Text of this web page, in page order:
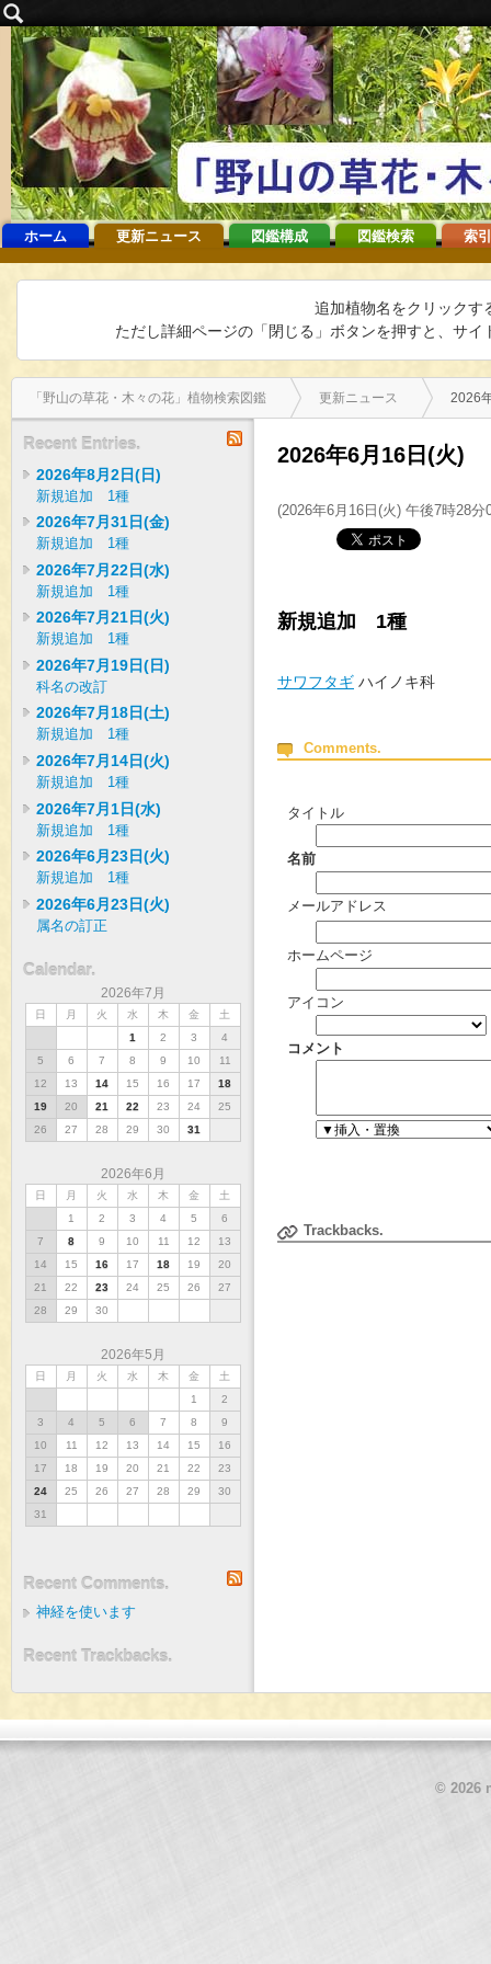
ホーム 更新ニュース 図鑑構成 図鑑検索 索
追加植物名をクリックす
ただし詳細ページの「閉じる」ボタンを押すと、サ
「野山の草花・木々の花」植物検索図鑑 更新ニュース 2026
2026年6月16日(火)
(2026年6月16日(火) 午後7時28分
新規追加 1種
サワフタギ ハイノキ科
Comments.
タイトル
名前
メールアドレス
ホームページ
アイコン
コメント
Trackbacks.
Recent Entries.
2026年8月2日(日)
新規追加 1種
2026年7月31日(金)
新規追加 1種
2026年7月22日(水)
新規追加 1種
2026年7月21日(火)
新規追加 1種
2026年7月19日(日)
科名の改訂
2026年7月18日(土)
新規追加 1種
2026年7月14日(火)
新規追加 1種
2026年7月1日(水)
新規追加 1種
2026年6月23日(火)
新規追加 1種
2026年6月23日(火)
属名の訂正
Calendar.
2026年7月
日 月 火 水 木 金
土
1
2 3
4
5
6 7 8 9 10
11
12
13 14 15 16 17
18
19
20 21 22 23 24
25
26
27 28 29 30 31
2026年6月
日 月 火 水 木 金
土
1
2 3 4 5
6
7
8 9 10 11 12
13
14
15 16 17 18 19
20
21
22 23 24 25 26
27
28
29 30
2026年5月
日 月 火 水 木 金
土
1
2
3
4 5 6 7 8
9
10
11 12 13 14 15
16
17
18 19 20 21 22
23
24
25 26 27 28 29
30
31
Recent Comments.
神経を使います
Recent Trackbacks.
© 2026